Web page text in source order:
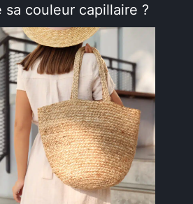
sa couleur capillaire ?